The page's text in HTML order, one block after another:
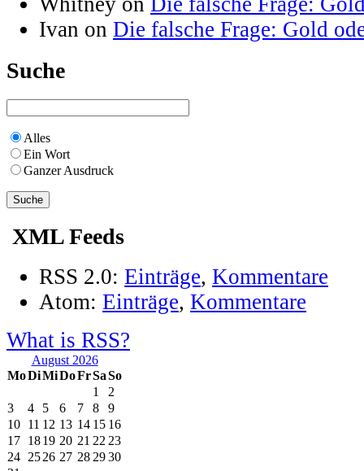
Ivan on Die falsche Frage: Gold
Suche
Alles
Ein Wort
Ganzer Ausdruck
XML Feeds
RSS 2.0: Einträge, Kommentare
Atom: Einträge, Kommentare
What is RSS?
August 2026
MoDiMiDoFrSaSo
1
2
3
4 5 6 7 8
9
10 11 12 13 14 15 16
17 1819 20 21 22 23
24 2526 27 28 2930